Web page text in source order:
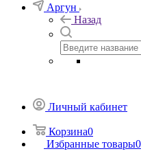
Аргун
Назад
Личный кабинет
Корзина0
Избранные товары0